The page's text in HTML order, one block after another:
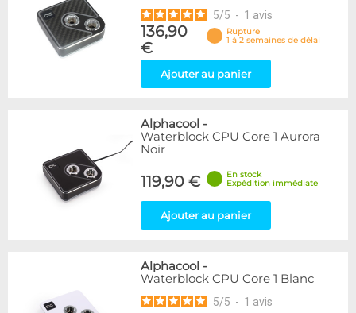
5/5 - 1 avis
136,90
€
Rupture
1 à 2 semaines de délai
Ajouter au panier
Alphacool -
Waterblock CPU Core 1 Aurora
Noir
119,90 €
En stock
Expédition immédiate
Ajouter au panier
Alphacool -
Waterblock CPU Core 1 Blanc
5/5 - 1 avis